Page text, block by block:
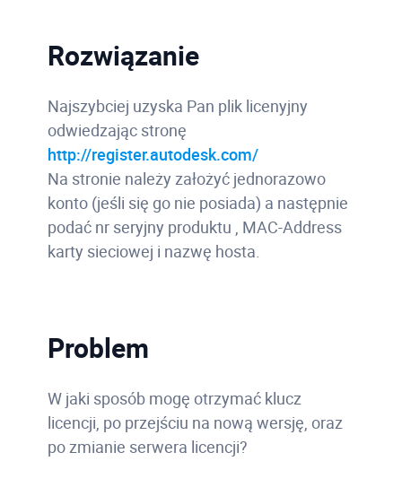
Problem
W jaki sposób mogę otrzymać klucz
licencji, po przejściu na nową wersję, oraz
po zmianie serwera licencji?
Rozwiązanie
Najszybciej uzyska Pan plik licenyjny
odwiedzając stronę
http://register.autodesk.com/
Na stronie należy założyć jednorazowo
konto (jeśli się go nie posiada) a następnie
podać nr seryjny produktu , MAC-Address
karty sieciowej i nazwę hosta.